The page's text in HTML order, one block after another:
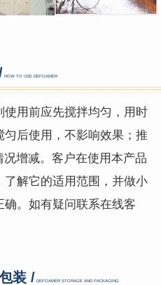
HOW TO USE DEFOAMER
用前应先搅拌均匀，用时
后使用，不影响效果；推
增减。客户在使用本产品
解它的适用范围，并做小
。如有疑问联系在线客
装 / DEFOAMER STORAGE AND PACKAGING